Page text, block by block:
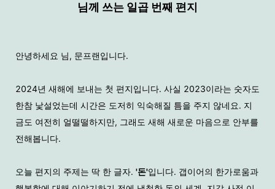
님께 쓰는 일곱 번째 편지
안녕하세요 님, 문프랜입니다.
2024년 새해에 보내는 첫 편지입니다. 사실 2023이라는 숫자도
한참 낯설었는데 시간은 도저히 익숙해질 틈을 주지 않네요. 지
금도 여전히 얼떨떨하지만, 그래도 새해 새로운 마음으로 안부를
전해봅니다.
오늘 편지의 주제는 딱 한 글자. '돈'입니다. 갭이어의 한가로움과